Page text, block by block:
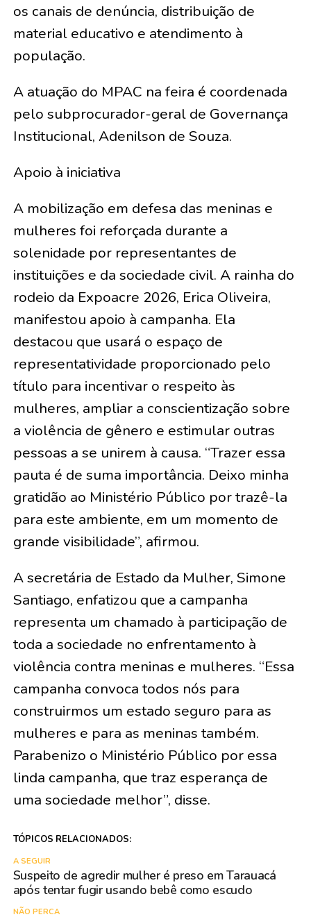
os canais de denúncia, distribuição de
material educativo e atendimento à
população.
A atuação do MPAC na feira é coordenada
pelo subprocurador-geral de Governança
Institucional, Adenilson de Souza.
Apoio à iniciativa
A mobilização em defesa das meninas e
mulheres foi reforçada durante a
solenidade por representantes de
instituições e da sociedade civil. A rainha do
rodeio da Expoacre 2026, Erica Oliveira,
manifestou apoio à campanha. Ela
destacou que usará o espaço de
representatividade proporcionado pelo
título para incentivar o respeito às
mulheres, ampliar a conscientização sobre
a violência de gênero e estimular outras
pessoas a se unirem à causa. “Trazer essa
pauta é de suma importância. Deixo minha
gratidão ao Ministério Público por trazê-la
para este ambiente, em um momento de
grande visibilidade”, afirmou.
A secretária de Estado da Mulher, Simone
Santiago, enfatizou que a campanha
representa um chamado à participação de
toda a sociedade no enfrentamento à
violência contra meninas e mulheres. “Essa
campanha convoca todos nós para
construirmos um estado seguro para as
mulheres e para as meninas também.
Parabenizo o Ministério Público por essa
linda campanha, que traz esperança de
uma sociedade melhor”, disse.
TÓPICOS RELACIONADOS:
A SEGUIR
Suspeito de agredir mulher é preso em Tarauacá
após tentar fugir usando bebê como escudo
NÃO PERCA